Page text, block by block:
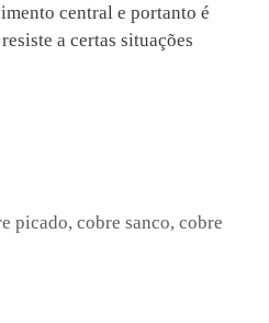
central e portanto é
a certas situações
picado,cobre sanco,cobre